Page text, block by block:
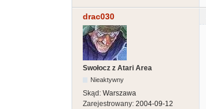
drac030
Swołocz z Atari Area
Nieaktywny
Skąd: Warszawa
Zarejestrowany: 2004-09-12